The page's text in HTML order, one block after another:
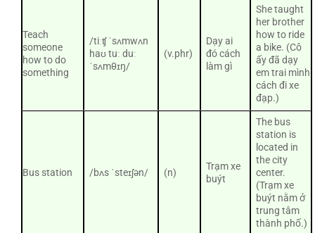
Teach
someone
how to do
something
/tiːʧ ˈsʌmwʌn
haʊ tuː duː
ˈsʌmθɪŋ/
(v.phr)
Dạy ai
đó cách
làm gì
She taught
her brother
how to ride
a bike. (Cô
ấy đã dạy
em trai mình
cách đi xe
đạp.)
Bus station /bʌs ˈsteɪʃən/ (n)
Trạm xe
buýt
The bus
station is
located in
the city
center.
(Trạm xe
buýt nằm ở
trung tâm
thành phố.)